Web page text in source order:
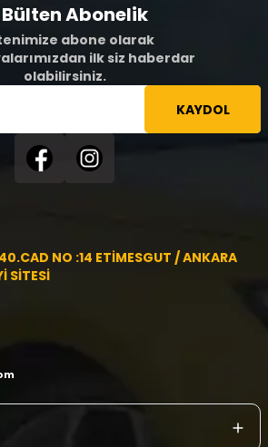
Abonelik
abone olarak
ilk siz haberdar
olabilirsiniz.
KAYDOL
NO :14 ETİMESGUT / ANKARA
SİTESİ